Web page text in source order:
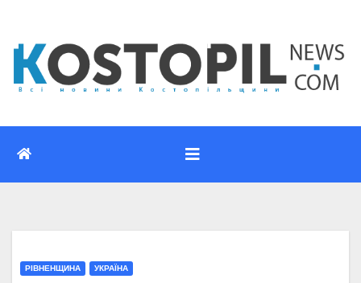
вмісту
РІВНЕНЩИНА УКРАЇНА